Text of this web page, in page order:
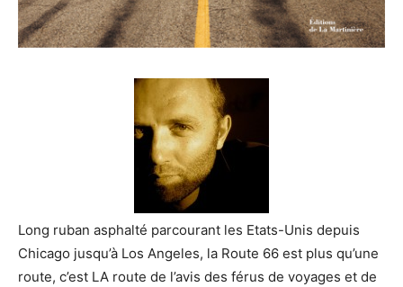
Long ruban asphalté parcourant les Etats-Unis depuis
Chicago jusqu’à Los Angeles, la Route 66 est plus qu’une
route, c’est LA route de l’avis des férus de voyages et de